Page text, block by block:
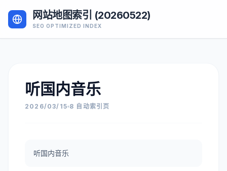
网站地图索引 (20260522)
SEO OPTIMIZED INDEX
听国内音乐
2026/03/15 8 自动索引页
听国内音乐